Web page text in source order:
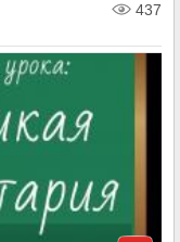
437